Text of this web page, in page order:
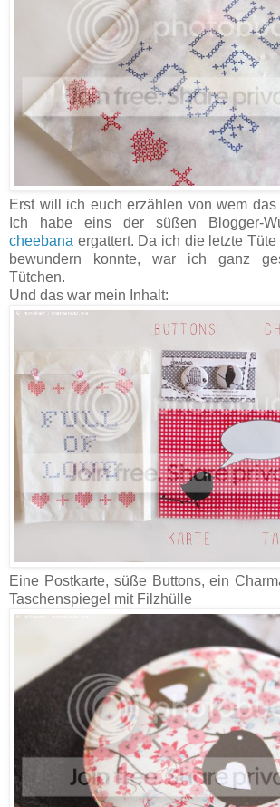
Erst will ich euch erzählen von wem das
Ich habe eins der süßen Blogger-
cheebana ergattert. Da ich die letzte
bewundern konnte, war ich ganz
Tütchen.
Und das war mein Inhalt:
Eine Postkarte, süße Buttons, ein
Taschenspiegel mit Filzhülle